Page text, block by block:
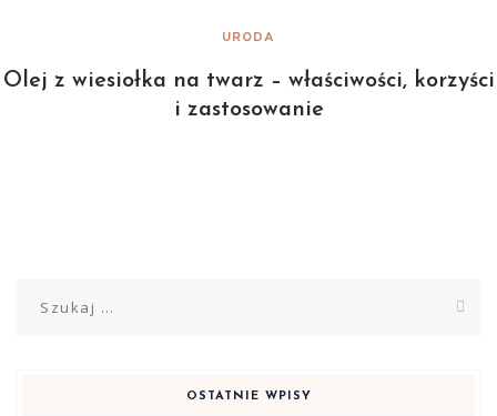
URODA
Olej z wiesiołka na twarz – właściwości, korzyści
i zastosowanie
OSTATNIE WPISY